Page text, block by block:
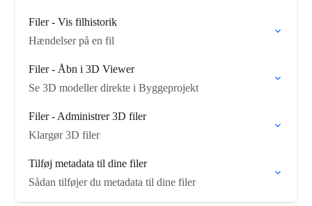
Filer - Vis filhistorik
Hændelser på en fil
Filer - Åbn i 3D Viewer
Se 3D modeller direkte i Byggeprojekt
Filer - Administrer 3D filer
Klargør 3D filer
Tilføj metadata til dine filer
Sådan tilføjer du metadata til dine filer